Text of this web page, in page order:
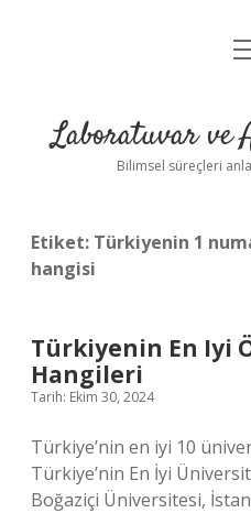
Yasal
Laboratuvar ve
Bilimsel süreçleri
Etiket: Türkiyenin 1
hangisi
Türkiyenin En Iyi
Hangileri
Tarih: Ekim 30, 2024
Türkiye’nin en iyi 10
Türkiye’nin En İyi
Boğaziçi Üniversitesi,